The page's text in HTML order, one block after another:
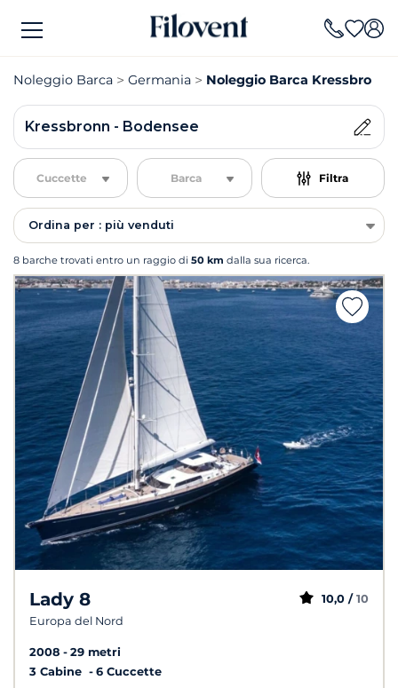
Noleggio Barca Germania Noleggio Barca Kressbronn
Kressbronn - Bodensee
Cuccette Barca Filtra
Ordina per : più venduti
8 barche trovati entro un raggio di 50 km dalla sua ricerca.
Lady 8
Europa del Nord
10,0 / 10
2008
29 metri
3 Cabine
6 Cuccette